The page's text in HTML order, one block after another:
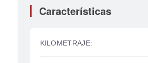
Características
KILOMETRAJE: